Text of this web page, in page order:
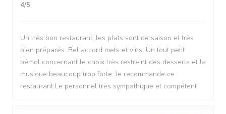
4/5
Un très bon restaurant, les plats sont de saison et très
bien préparés. Bel accord mets et vins. Un tout petit
bémol concernant le choix très restreint des desserts et la
musique beaucoup trop forte. Je recommande ce
restaurant Le personnel très sympathique et compétent